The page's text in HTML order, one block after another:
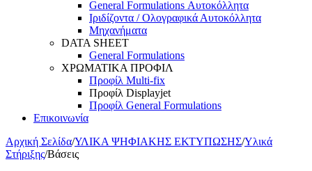
General Formulations Αυτοκόλλητα
Ιριδίζοντα / Ολογραφικά Αυτοκόλλητα
Μηχανήματα
DATA SHEET
General Formulations
ΧΡΩΜΑΤΙΚΑ ΠΡΟΦΙΛ
Προφίλ Multi-fix
Προφίλ Displayjet
Προφίλ General Formulations
Επικοινωνία
Αρχική Σελίδα/ΥΛΙΚΑ ΨΗΦΙΑΚΗΣ ΕΚΤΥΠΩΣΗΣ/Υλικά
Στήριξης/Βάσεις